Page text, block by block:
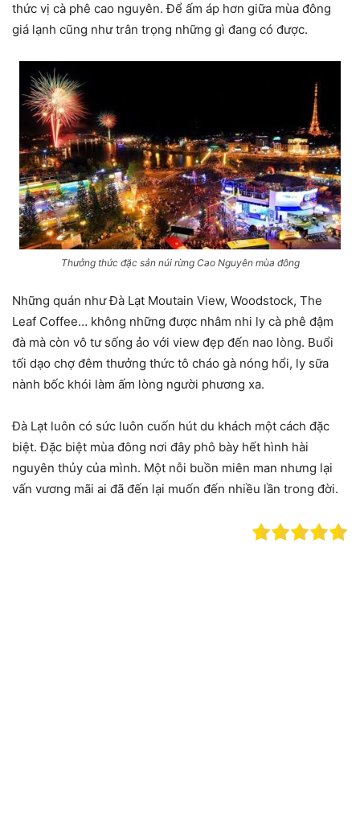
thức vị cà phê cao nguyên. Để ấm áp hơn giữa mùa đông
giá lạnh cũng như trân trọng những gì đang có được.
Thưởng thức đặc sản núi rừng Cao Nguyên mùa đông
Những quán như Đà Lạt Moutain View, Woodstock, The
Leaf Coffee… không những được nhâm nhi ly cà phê đậm
đà mà còn vô tư sống ảo với view đẹp đến nao lòng. Buổi
tối dạo chợ đêm thưởng thức tô cháo gà nóng hổi, ly sữa
nành bốc khói làm ấm lòng người phương xa.
Đà Lạt luôn có sức luôn cuốn hút du khách một cách đặc
biệt. Đặc biệt mùa đông nơi đây phô bày hết hình hài
nguyên thủy của mình. Một nỗi buồn miên man nhưng lại
vấn vương mãi ai đã đến lại muốn đến nhiều lần trong đời.